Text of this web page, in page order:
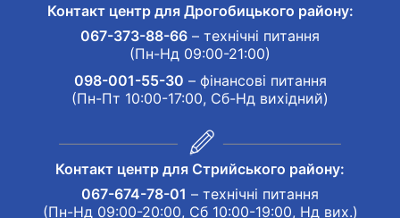
Контакт центр для Дрогобицького району:
067-373-88-66 – технічні питання
(Пн-Нд 09:00-21:00)
098-001-55-30 – фінансові питання
(Пн-Пт 10:00-17:00, Сб-Нд вихідний)
Контакт центр для Стрийського району:
067-674-78-01 – технічні питання
(Пн-Нд 09:00-20:00, Сб 10:00-19:00, Нд вих.)